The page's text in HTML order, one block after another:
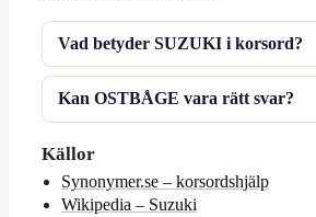
Vad betyder SUZUKI i korsord?
Kan OSTBÅGE vara rätt svar?
Källor
Synonymer.se – korsordshjälp
Wikipedia – Suzuki